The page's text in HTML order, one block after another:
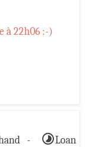
à 22h06 :-)
- timelapseLoan